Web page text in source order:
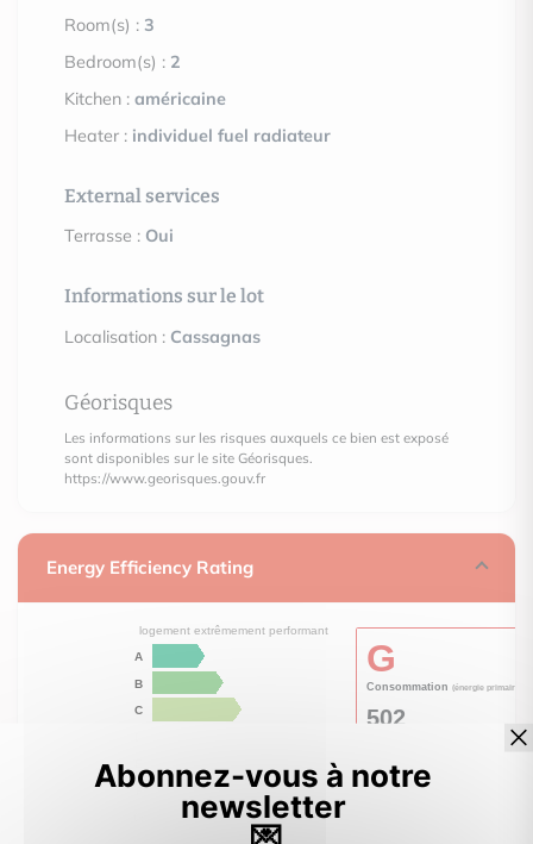
Room(s) :3
Bedroom(s) : 2
Kitchen :américaine
Heater : individuel fuel radiateur
External services
Terrasse : Oui
Informations sur le lot
Localisation : Cassagnas
Géorisques
Les informations sur les risques auxquels ce bien est exposé
sont disponibles sur le site Géorisques.
https://www.georisques.gouv.fr
Energy Efficiency Rating